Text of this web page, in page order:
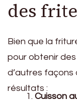
des
Bien que la
pour obtenir
d’autres façons
résultats :
Cuisson